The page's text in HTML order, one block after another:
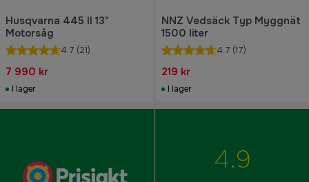
Husqvarna 445 II 13"
Motorsåg
4.7 (21)
7 990 kr
I lager
NNZ Vedsäck Typ Myggnät
1500 liter
4.7 (17)
219 kr
I lager
4.9